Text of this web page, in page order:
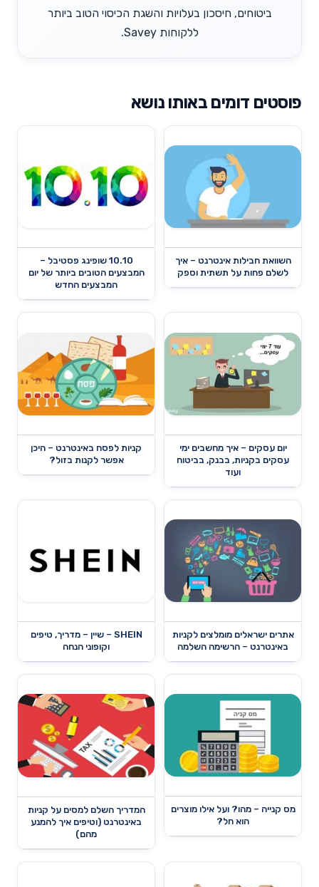
ביטוחים, חיסכון בעלויות והשגת הכיסוי הטוב ביותר
ללקוחות Savey.
פוסטים דומים באותו נושא
השוואת חבילות אינטרנט – איך
לשלם פחות על תשתית וספק
10.10 שופינג פסטיבל –
המבצעים הטובים ביותר של יום
המבצעים החדש
יום עסקים – איך מחשבים ימי
עסקים בקניות, בבנק, בביטוח
ועוד
קניות לפסח באינטרנט – היכן
אפשר לקנות בזול?
אתרים ישראלים מומלצים לקניות
באינטרנט – הרשימה השלמה
SHEIN – שיין – מדריך, טיפים
וקופוני הנחה
מס קנייה – מהו? ועל אילו מוצרים
הוא חל?
המדריך השלם למסים על קניות
באינטרנט (וטיפים איך להמנע
מהם)